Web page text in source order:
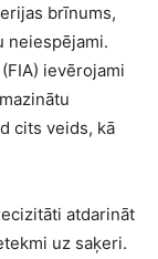
brīnums,
neiespējami.
ievērojami
cits veids, kā
atdarināt
uz saķeri.